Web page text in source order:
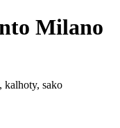
Milano
kalhoty, sako